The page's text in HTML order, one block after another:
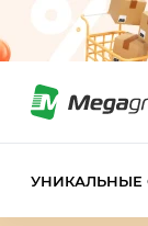
УНИКАЛЬНЫЕ